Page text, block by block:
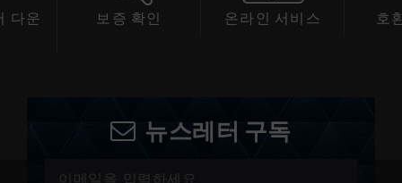
다운
보증 확인 온라인 서비스 호
뉴스레터 구독